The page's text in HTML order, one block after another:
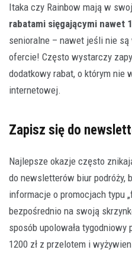
Itaka czy Rainbow mają w
rabatami sięgającymi nawet
senioralne – nawet jeśli nie
ofercie! Często wystarczy
dodatkowy rabat, o którym nie
internetowej.
Zapisz się do
Najlepsze okazje często
do newsletterów biur podróży,
informacje o promocjach typu
bezpośrednio na swoją
sposób upolowała
1200 zł z przelotem i